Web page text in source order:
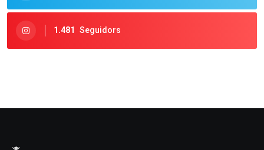
1.481 Seguidors